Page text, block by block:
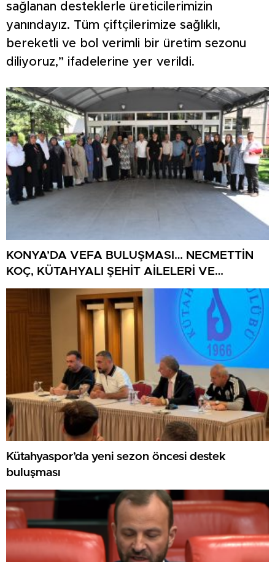
sağlanan desteklerle üreticilerimizin
yanındayız. Tüm çiftçilerimize sağlıklı,
bereketli ve bol verimli bir üretim sezonu
diliyoruz,” ifadelerine yer verildi.
KONYA’DA VEFA BULUŞMASI… NECMETTİN
KOÇ, KÜTAHYALI ŞEHİT AİLELERİ VE
GAZİLERİ AĞIRLADI
Kütahyaspor’da yeni sezon öncesi destek
buluşması